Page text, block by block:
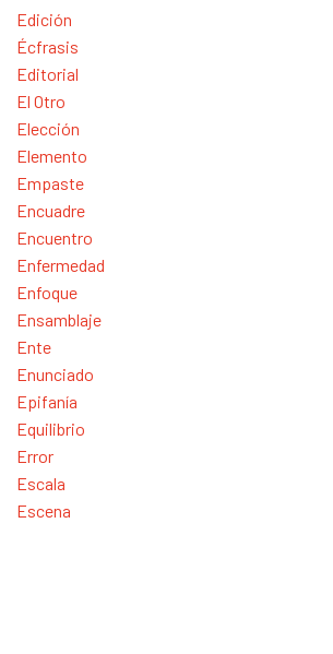
Edición
Écfrasis
Editorial
El Otro
Elección
Elemento
Empaste
Encuadre
Encuentro
Enfermedad
Enfoque
Ensamblaje
Ente
Enunciado
Epifanía
Equilibrio
Error
Escala
Escena